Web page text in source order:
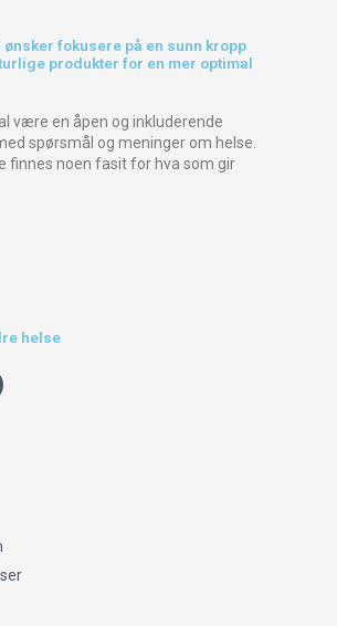
ønsker fokusere på en sunn kropp
produkter for en mer optimal
være en åpen og inkluderende
spørsmål og meninger om helse.
finnes noen fasit for hva som gir
helse